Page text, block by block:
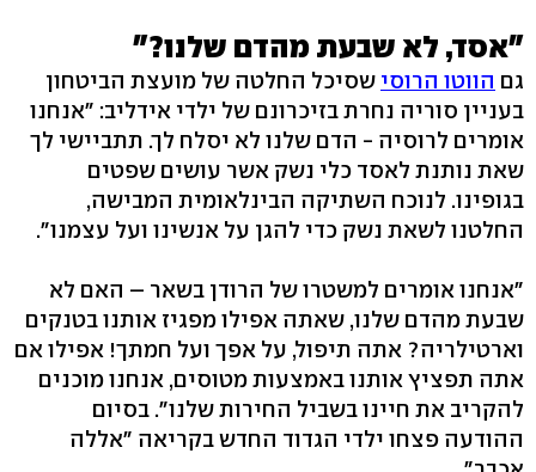
"אסד, לא שבעת מהדם שלנו?"
גם הווטו הרוסי שסיכל החלטה של מועצת הביטחון
בעניין סוריה נחרת בזיכרונם של ילדי אידליב: "אנחנו
אומרים לרוסיה - הדם שלנו לא יסלח לך. תתביישי לך
שאת נותנת לאסד כלי נשק אשר עושים שפטים
בגופינו. לנוכח השתיקה הבינלאומית המבישה,
החלטנו לשאת נשק כדי להגן על אנשינו ועל עצמנו".
"אנחנו אומרים למשטרו של הרודן בשאר – האם לא
שבעת מהדם שלנו, שאתה אפילו מפגיז אותנו בטנקים
וארטילריה? אתה תיפול, על אפך ועל חמתך! אפילו אם
אתה תפציץ אותנו באמצעות מטוסים, אנחנו מוכנים
להקריב את חיינו בשביל החירות שלנו". בסיום
ההודעה פצחו ילדי הגדוד החדש בקריאה "אללה